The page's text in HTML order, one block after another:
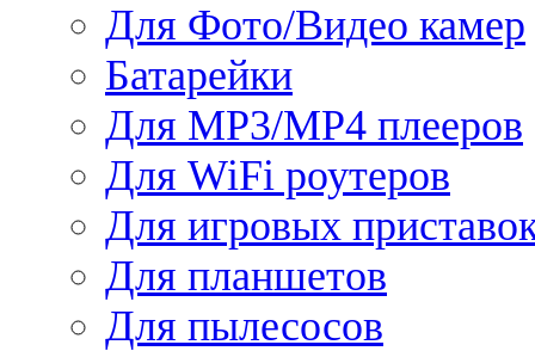
Для Фото/Видео камер
Батарейки
Для MP3/MP4 плееров
Для WiFi роутеров
Для игровых
Для планшетов
Для пылесосов